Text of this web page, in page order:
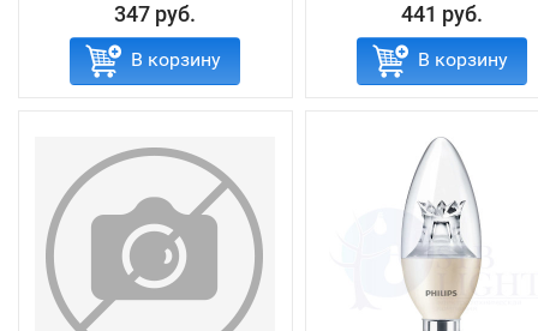
347 руб.
В корзину
441 руб.
В корзину